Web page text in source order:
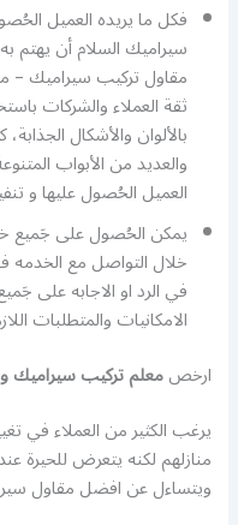
فكل ما يريده العميل
سيراميك السلام أن يهتم
مقاول تركيب سيراميك –
ثقة العملاء والشركات
بالألوان والأشكال
والعديد من الأبواب
العميل الحُصول عليها و
يمكن الحُصول على جَميع
خلال التواصل مع
في الرد او الاجابه على
الامكانيات والمتطلبات
ارخصمعلم تركيب سيراميك
يرغب الكثير من العملاء في
منازلهم لكنه يتعرض للحيرة
ويتساءل عن افضل مقاول